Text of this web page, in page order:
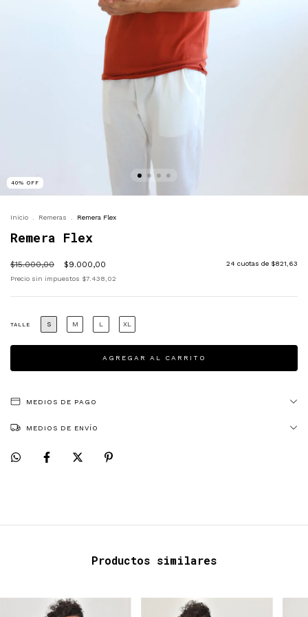
40% OFF
Inicio Remeras Remera Flex
Remera Flex
$15.000,00 $9.000,00 24 cuotas de $821,63
Precio sin impuestos $7.438,02
TALLE S M L XL
MEDIOS DE PAGO
MEDIOS DE ENVÍO
Productos similares